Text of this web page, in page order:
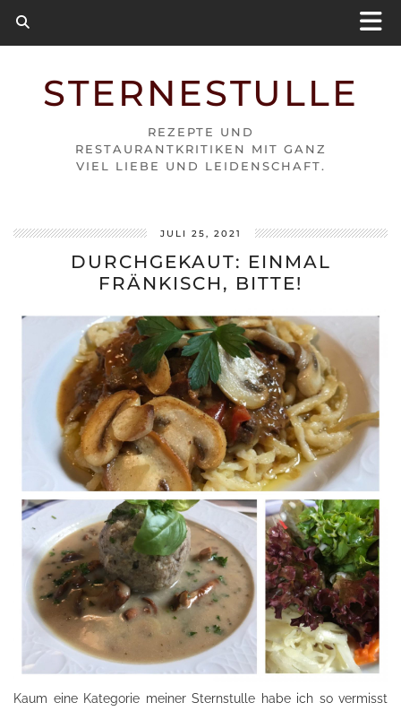
STERNESTULLE
REZEPTE UND
RESTAURANTKRITIKEN MIT GANZ
VIEL LIEBE UND LEIDENSCHAFT.
JULI 25, 2021
DURCHGEKAUT: EINMAL
FRÄNKISCH, BITTE!
Kaum eine Kategorie meiner Sternstulle habe ich so vermisst